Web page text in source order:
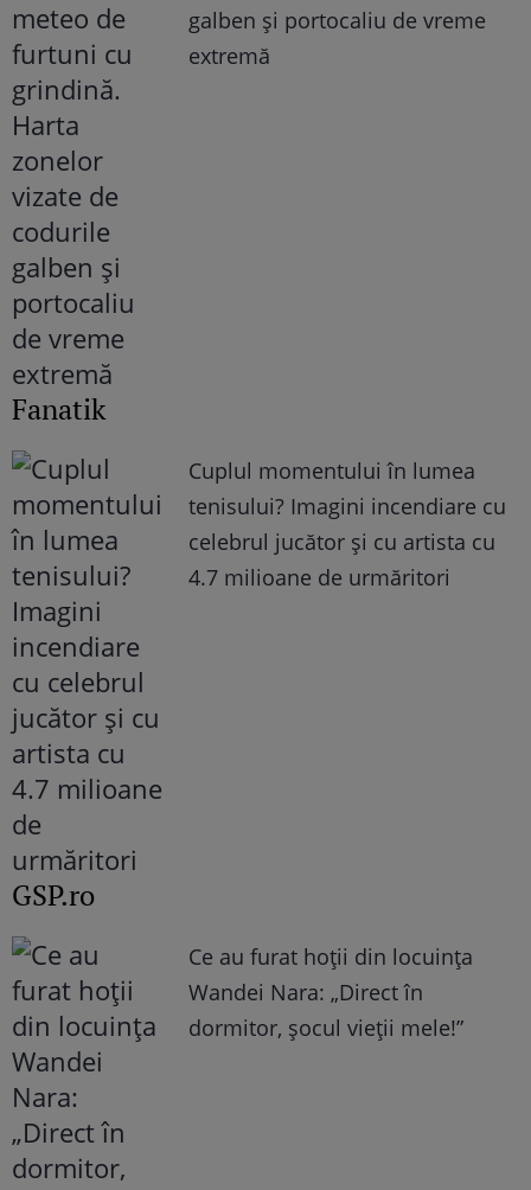
galben și portocaliu de vreme
extremă
Fanatik
Cuplul momentului în lumea
tenisului? Imagini incendiare cu
celebrul jucător și cu artista cu
4.7 milioane de urmăritori
GSP.ro
Ce au furat hoții din locuința
Wandei Nara: „Direct în
dormitor, șocul vieții mele!”